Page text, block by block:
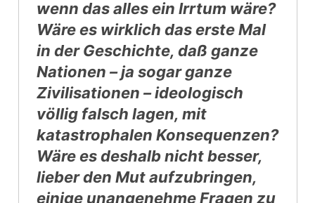
wenn das alles ein Irrtum wäre?
Wäre es wirklich das erste Mal
in der Geschichte, daß ganze
Nationen – ja sogar ganze
Zivilisationen – ideologisch
völlig falsch lagen, mit
katastrophalen Konsequenzen?
Wäre es deshalb nicht besser,
lieber den Mut aufzubringen,
einige unangenehme Fragen zu